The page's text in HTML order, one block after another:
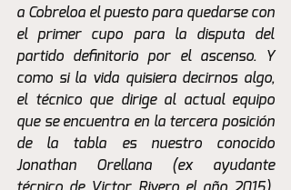
a Cobreloa el puesto para quedarse con
el primer cupo para la disputa del
partido definitorio por el ascenso. Y
como si la vida quisiera decirnos algo,
el técnico que dirige al actual equipo
que se encuentra en la tercera posición
de la tabla es nuestro conocido
Jonathan Orellana (ex ayudante